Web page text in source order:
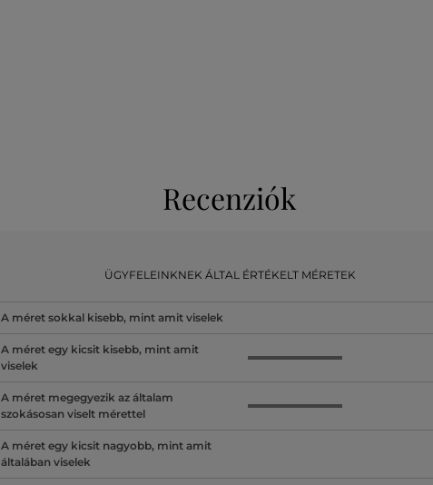
Recenziók
ÜGYFELEINKNEK ÁLTAL ÉRTÉKELT MÉRETEK
A méret sokkal kisebb, mint amit viselek
A méret egy kicsit kisebb, mint amit
viselek
A méret megegyezik az általam
szokásosan viselt mérettel
A méret egy kicsit nagyobb, mint amit
általában viselek